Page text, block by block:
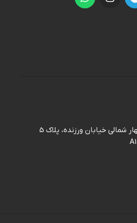
تهران، خیابان بهار شمالی خيابان ورزنده، پلاک 5